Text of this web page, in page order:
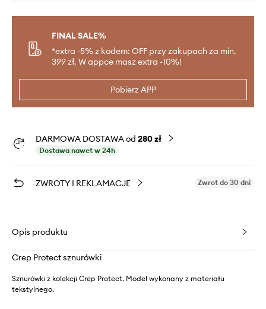
FINAL SALE%
*extra -5% z kodem: OFF przy zakupach za min.
399 zł. W appce masz extra -10%!
Pobierz APP
DARMOWA DOSTAWA od 280 zł
Dostawa nawet w 24h
ZWROTY I REKLAMACJE Zwrot do 30 dni
Opis produktu
Crep Protect sznurówki
Sznurówki z kolekcji Crep Protect. Model wykonany z materiału
tekstylnego.